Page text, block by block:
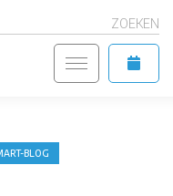
ZOEKEN
BLOG